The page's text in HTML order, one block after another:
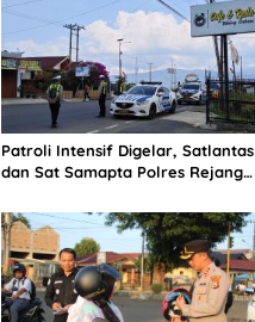
Patroli Intensif Digelar, Satlantas
dan Sat Samapta Polres Rejang
Liar